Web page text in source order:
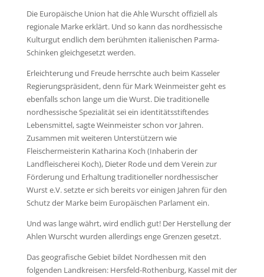
Die Europäische Union hat die Ahle Wurscht offiziell als
regionale Marke erklärt. Und so kann das nordhessische
Kulturgut endlich dem berühmten italienischen Parma-
Schinken gleichgesetzt werden.
Erleichterung und Freude herrschte auch beim Kasseler
Regierungspräsident, denn für Mark Weinmeister geht es
ebenfalls schon lange um die Wurst. Die traditionelle
nordhessische Spezialität sei ein identitätsstiftendes
Lebensmittel, sagte Weinmeister schon vor Jahren.
Zusammen mit weiteren Unterstützern wie
Fleischermeisterin Katharina Koch (Inhaberin der
Landfleischerei Koch), Dieter Rode und dem Verein zur
Förderung und Erhaltung traditioneller nordhessischer
Wurst e.V. setzte er sich bereits vor einigen Jahren für den
Schutz der Marke beim Europäischen Parlament ein.
Und was lange währt, wird endlich gut! Der Herstellung der
Ahlen Wurscht wurden allerdings enge Grenzen gesetzt.
Das geografische Gebiet bildet Nordhessen mit den
folgenden Landkreisen: Hersfeld-Rothenburg, Kassel mit der